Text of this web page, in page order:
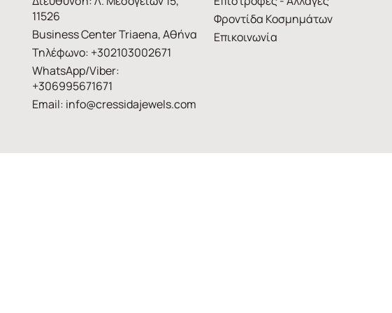
11526
Business Center Triaena, Αθήνα
Τηλέφωνο: +302103002671
WhatsApp/Viber:
+306995671671
Email: info@cressidajewels.com
Φροντίδα Κοσμημάτων
Επικοινωνία